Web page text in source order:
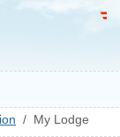
My Lodge